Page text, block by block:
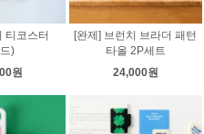
티코스터
)
원
[완제] 브런치 브라더 패턴
타올 2P세트
24,000원